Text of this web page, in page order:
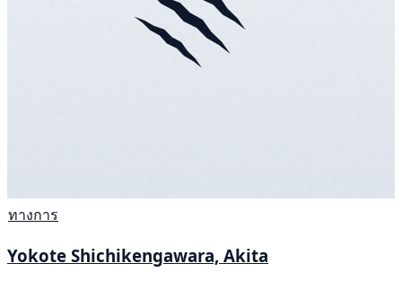
ทางการ
Yokote Shichikengawara, Akita